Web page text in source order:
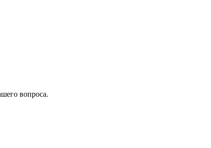
вопроса.